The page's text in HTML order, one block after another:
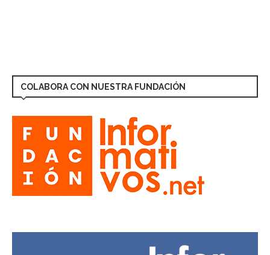
COLABORA CON NUESTRA FUNDACIÓN